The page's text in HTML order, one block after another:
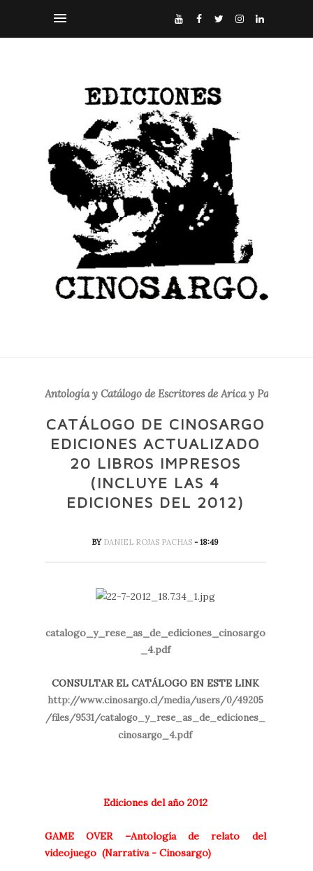
Antología y Catálogo de Escritores de Arica y Parinacota
CATÁLOGO DE CINOSARGO
EDICIONES ACTUALIZADO
20 LIBROS IMPRESOS
(INCLUYE LAS 4
EDICIONES DEL 2012)
BY DANIEL ROJAS PACHAS- 18:49
catalogo_y_rese_as_de_ediciones_cinosargo
_4.pdf
CONSULTAR EL CATÁLOGO EN ESTE LINK
http://www.cinosargo.cl/media/users/0/49205
/files/9531/catalogo_y_rese_as_de_ediciones_
cinosargo_4.pdf
Ediciones del año 2012
GAME OVER –Antología de relato del
videojuego (Narrativa - Cinosargo)